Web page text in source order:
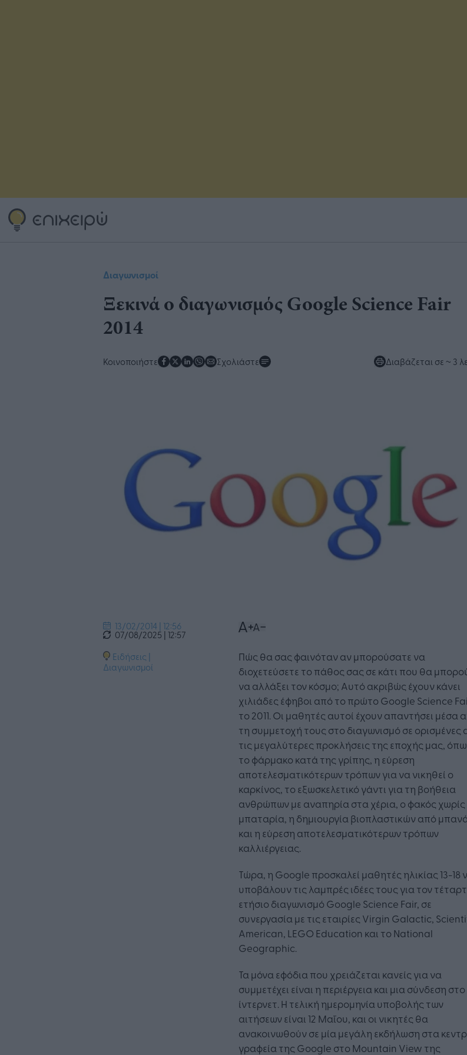
Διαγωνισμοί
Ξεκινά ο διαγωνισμός Google Science Fair
2014
Κοινοποιήστε Σχολιάστε Διαβάζεται σε ~ 3
13/02/2014 | 12:56
07/08/2025 | 12:57
Ειδήσεις |
Διαγωνισμοί
Πώς θα σας φαινόταν αν μπορούσατε να
διοχετεύσετε το πάθος σας σε κάτι που θα
να αλλάξει τον κόσμο; Αυτό ακριβώς έχουν κάνει
χιλιάδες έφηβοι από το πρώτο Google Science
το 2011. Οι μαθητές αυτοί έχουν απαντήσει μέσα
τη συμμετοχή τους στο διαγωνισμό σε ορισμένες
τις μεγαλύτερες προκλήσεις της εποχής μας,
το φάρμακο κατά της γρίπης, η εύρεση
αποτελεσματικότερων τρόπων για να νικηθεί ο
καρκίνος, το εξωσκελετικό γάντι για τη βοήθεια
ανθρώπων με αναπηρία στα χέρια, ο φακός χωρίς
μπαταρία, η δημιουργία βιοπλαστικών από
και η εύρεση αποτελεσματικότερων τρόπων
καλλιέργειας.
Τώρα, η Google προσκαλεί μαθητές ηλικίας 13-18
υποβάλουν τις λαμπρές ιδέες τους για τον
ετήσιο διαγωνισμό Google Science Fair, σε
συνεργασία με τις εταιρίες Virgin Galactic,
American, LEGO Education και το National
Geographic.
Τα μόνα εφόδια που χρειάζεται κανείς για να
συμμετέχει είναι η περιέργεια και μια σύνδεση στο
ίντερνετ. Η τελική ημερομηνία υποβολής των
αιτήσεων είναι 12 Μαΐου, και οι νικητές θα
ανακοινωθούν σε μία μεγάλη εκδήλωση στα
γραφεία της Google στο Mountain View της